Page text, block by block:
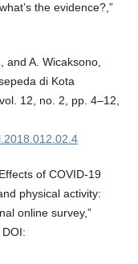
the evidence?,”
and A. Wicaksono,
di Kota
12, no. 2, pp. 4–12,
of COVID-19
physical activity:
online survey,”